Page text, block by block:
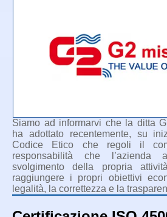
Siamo ad informarvi che la ditta
ha adottato recentemente, su
Codice Etico che regoli il
responsabilità che l’azienda
svolgimento della propria
raggiungere i propri obiettivi
legalità, la correttezza e la